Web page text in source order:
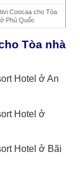
Coocaa cho Tòa
Phú Quốc
Tòa nhà
Hotel ở An
Hotel ở
Hotel ở Bãi